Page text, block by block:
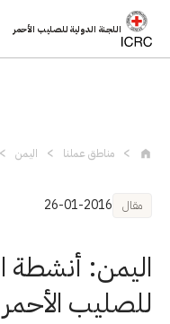
اللجنة الدولية للصليب الأحمر
مناطق عملنا اليمن
مقال 26-01-2016
اليمن: أنشطة
للصليب الأحمر في